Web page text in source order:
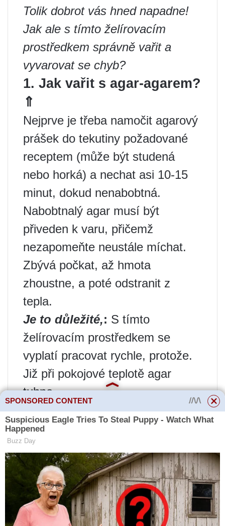
Tolik dobrot vás hned napadne!
Jak ale s tímto želírovacím
prostředkem správně vařit a
vyvarovat se chyb?
1. Jak vařit s agar-agarem?
⇑
Nejprve je třeba namočit agarový
prášek do tekutiny požadované
receptem (může být studená
nebo horká) a nechat asi 10-15
minut, dokud nenabobtná.
Nabobtnalý agar musí být
přiveden k varu, přičemž
nezapomeňte neustále míchat.
Zbývá počkat, až hmota
zhoustne, a poté odstranit z
tepla.
Je to důležité,: S tímto
želírovacím prostředkem se
vyplatí pracovat rychle, protože.
Již při pokojové teplotě agar
tuhne.
Hosteska poznámka:Při
přípravě některých receptů se
vyplatí zahušťovadlo naředit
zvlášť a teprve poté přidat ke
zbytku ingrediencí (suflé s
bílkem, různé krémy, tvarohové
náplně atd.), u ostatních můžete
SPONSORED CONTENT